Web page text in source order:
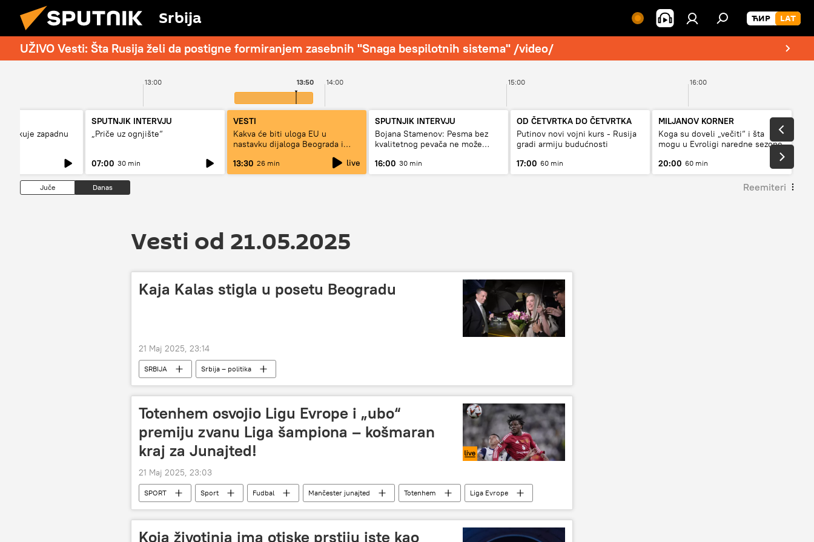
Srbija
UŽIVO Vesti: Šta Rusija želi da postigne formiranjem zasebnih "Snaga bespilotnih sistema" /video/
13:00 14:00 15:00 16:00
13:50
kritikuje zapadnu
SPUTNJIK INTERVJU
„Priče uz ognjište“
07:00 30 min
VESTI
Kakva će biti uloga EU u
nastavku dijaloga Beograda i
13:30 26 min live
SPUTNJIK INTERVJU
Bojana Stamenov: Pesma bez
kvalitetnog pevača ne može
16:00 30 min
OD ČETVRTKA DO ČETVRTKA
Putinov novi vojni kurs - Rusija
gradi armiju budućnosti
17:00 60 min
MILJANOV KORNER
Koga su doveli „večiti“ i šta
mogu u Evroligi naredne sezone
20:00 60 min
Juče Danas Reemiteri
Vesti od 21.05.2025
Kaja Kalas stigla u posetu Beogradu
21 Maj 2025, 23:14
SRBIJA Srbija – politika
Totenhem osvojio Ligu Evrope i „ubo“
premiju zvanu Liga šampiona – košmaran
kraj za Junajted!
21 Maj 2025, 23:03
SPORT Sport Fudbal Mančester junajted Totenhem Liga Evrope
Koja životinja ima otiske prstiju iste kao